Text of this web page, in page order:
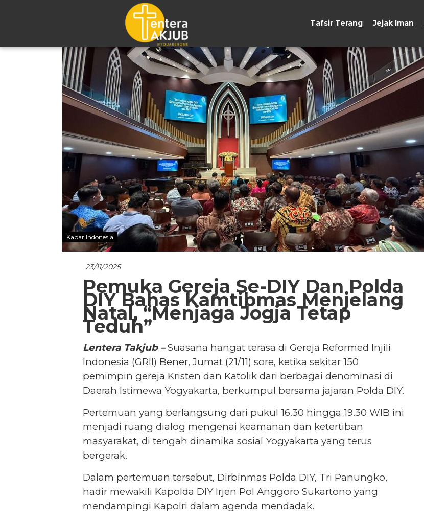
Tafsir Terang Jejak Iman
Lompat
konten
Kabar Indonesia
23/11/2025
Pemuka Gereja Se-DIY Dan Polda
DIY Bahas Kamtibmas Menjelang
Natal, “Menjaga Jogja Tetap
Teduh”
Lentera Takjub –Suasana hangat terasa di Gereja Reformed Injili
Indonesia (GRII) Bener, Jumat (21/11) sore, ketika sekitar 150
pemimpin gereja Kristen dan Katolik dari berbagai denominasi di
Daerah Istimewa Yogyakarta, berkumpul bersama jajaran Polda DIY.
Pertemuan yang berlangsung dari pukul 16.30 hingga 19.30 WIB ini
menjadi ruang dialog mengenai keamanan dan ketertiban
masyarakat, di tengah dinamika sosial Yogyakarta yang terus
bergerak.
Dalam pertemuan tersebut, Dirbinmas Polda DIY, Tri Panungko,
hadir mewakili Kapolda DIY Irjen Pol Anggoro Sukartono yang
mendampingi Kapolri dalam agenda mendadak.